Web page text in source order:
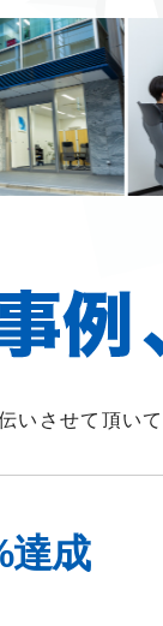
いさせて頂い
達成